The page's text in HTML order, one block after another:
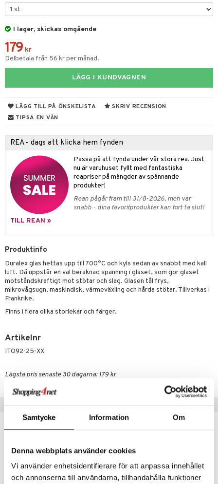
Samtycke Information Om
Denna webbplats använder cookies
Vi använder enhetsidentifierare för att anpassa innehållet
och annonserna till användarna, tillhandahålla funktioner
I lager, skickas omgående
179 kr
Delbetala från 56 kr per månad.
LÄGG I KUNDVAGNEN
LÄGG TILL PÅ ÖNSKELISTA
SKRIV RECENSION
TIPSA EN VÄN
REA - dags att klicka hem fynden
Passa på att fynda under vår stora rea. Just
nu är varuhuset fyllt med fantastiska
reapriser på mängder av spännande
produkter!
Rean pågår fram till 31/8-2026, men var
snabb - dina favoritprodukter kan fort ta slut!
TILL REAN »
Produktinfo
Duralex glas hettas upp till 700°C och kyls sedan av snabbt med kall
luft. Då uppstår en väl beräknad spänning i glaset, som gör glaset
motståndskraftigt mot stötar och slag. Glasen tål frys,
mikrovågsugn, maskindisk, värmeväxling och hårda stötar. Tillverkas i
Frankrike.
Finns i flera olika storlekar och färger.
Artikelnr
ITO92-25-XX
Lägsta pris senaste 30 dagarna: 179 kr
Kastruller
Karaffer
och Brynen
& Grönsaksknivar
Muggar
/ Outdoor
tallrikar
Bakformar
& Skålar
& Täcken
& Örngott
& Täcken
& Matare